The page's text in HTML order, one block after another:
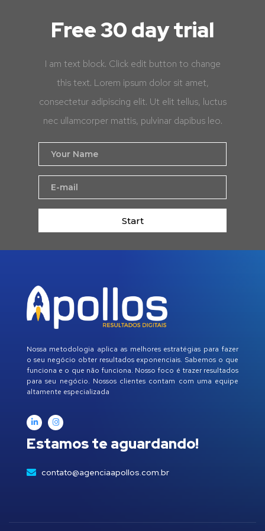
Free 30 day trial
I am text block. Click edit button to change
this text. Lorem ipsum dolor sit amet,
consectetur adipiscing elit. Ut elit tellus, luctus
nec ullamcorper mattis, pulvinar dapibus leo.
Start
Nossa metodologia aplica as melhores estratégias para fazer
o seu negócio obter resultados exponenciais. Sabemos o que
funciona e o que não funciona. Nosso foco é trazer resultados
para seu negócio. Nossos clientes contam com uma equipe
altamente especializada
Estamos te aguardando!
contato@agenciaapollos.com.br